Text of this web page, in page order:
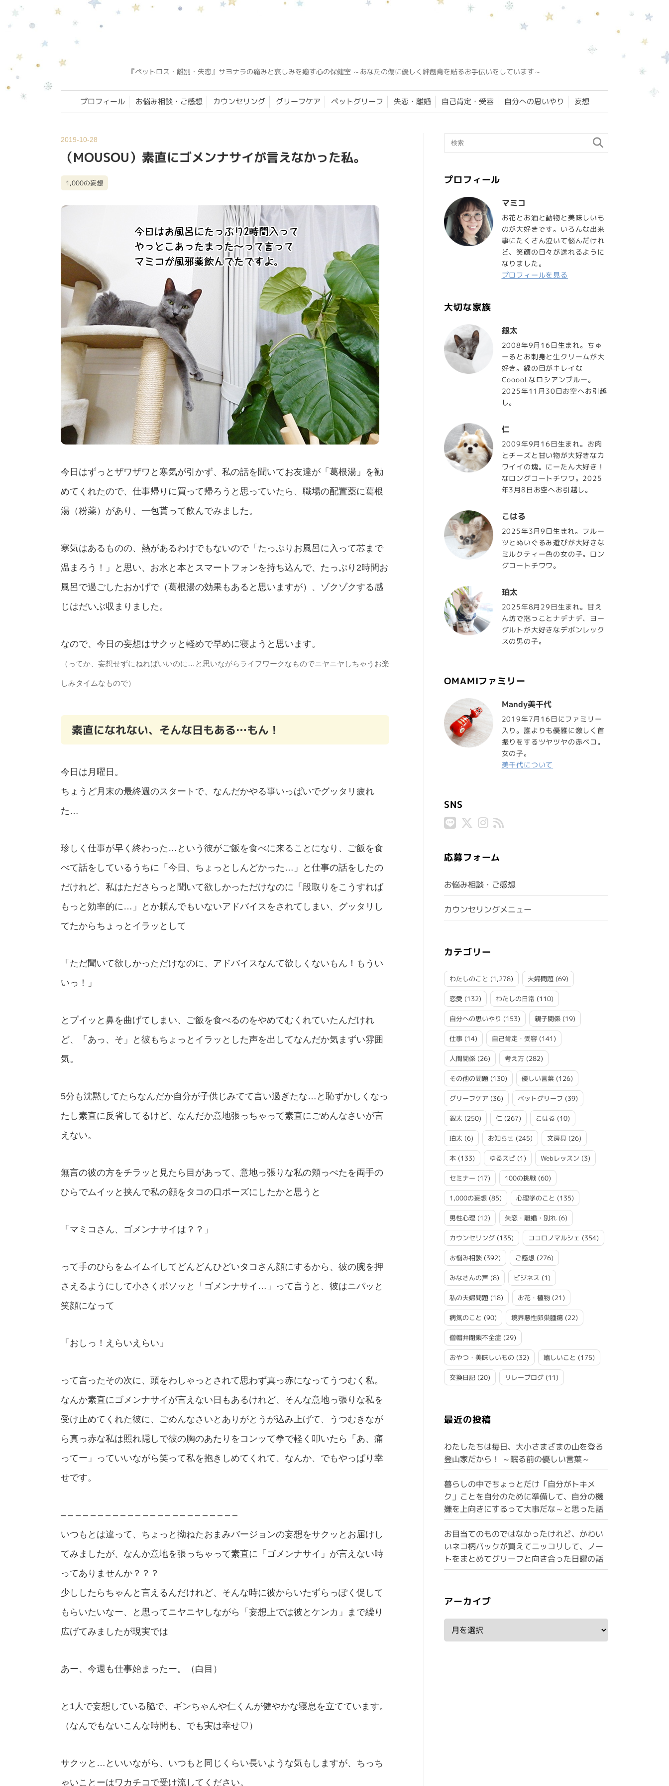
『ペットロス・離別・失恋』サヨナラの痛みと哀しみを癒す心の保健室 ～あなたの傷に優しく絆創膏を貼るお手伝いをしています～
プロフィール お悩み相談・ご感想 カウンセリング グリーフケア ペットグリーフ 失恋・離婚 自己肯定・受容 自分への思いやり 妄想
2019-10-28
（MOUSOU）素直にゴメンナサイが言えなかった私。
1,000の妄想
今日はずっとザワザワと寒気が引かず、私の話を聞いてお友達が「葛根湯」を勧
めてくれたので、仕事帰りに買って帰ろうと思っていたら、職場の配置薬に葛根
湯（粉薬）があり、一包貰って飲んでみました。
寒気はあるものの、熱があるわけでもないので「たっぷりお風呂に入って芯まで
温まろう！」と思い、お水と本とスマートフォンを持ち込んで、たっぷり2時間お
風呂で過ごしたおかげで（葛根湯の効果もあると思いますが）、ゾクゾクする感
じはだいぶ収まりました。
なので、今日の妄想はサクッと軽めで早めに寝ようと思います。
（ってか、妄想せずにねればいいのに…と思いながらライフワークなものでニヤニヤしちゃうお楽
しみタイムなもので）
素直になれない、そんな日もある…もん！
今日は月曜日。
ちょうど月末の最終週のスタートで、なんだかやる事いっぱいでグッタリ疲れ
た…
珍しく仕事が早く終わった…という彼がご飯を食べに来ることになり、ご飯を食
べて話をしているうちに「今日、ちょっとしんどかった…」と仕事の話をしたの
だけれど、私はたださらっと聞いて欲しかっただけなのに「段取りをこうすれば
もっと効率的に…」とか頼んでもいないアドバイスをされてしまい、グッタリし
てたからちょっとイラッとして
「ただ聞いて欲しかっただけなのに、アドバイスなんて欲しくないもん！もうい
いっ！」
とプイッと鼻を曲げてしまい、ご飯を食べるのをやめてむくれていたんだけれ
ど、「あっ、そ」と彼もちょっとイラッとした声を出してなんだか気まずい雰囲
気。
5分も沈黙してたらなんだか自分が子供じみてて言い過ぎたな…と恥ずかしくなっ
たし素直に反省してるけど、なんだか意地張っちゃって素直にごめんなさいが言
えない。
無言の彼の方をチラッと見たら目があって、意地っ張りな私の頬っぺたを両手の
ひらでムイッと挟んで私の顔をタコの口ポーズにしたかと思うと
「マミコさん、ゴメンナサイは？？」
って手のひらをムイムイしてどんどんひどいタコさん顔にするから、彼の腕を押
さえるようにして小さくボソッと「ゴメンナサイ…」って言うと、彼はニパッと
笑顔になって
「おしっ！えらいえらい」
って言ったその次に、頭をわしゃっとされて思わず真っ赤になってうつむく私。
なんか素直にゴメンナサイが言えない日もあるけれど、そんな意地っ張りな私を
受け止めてくれた彼に、ごめんなさいとありがとうが込み上げて、うつむきなが
ら真っ赤な私は照れ隠しで彼の胸のあたりをコンッて拳で軽く叩いたら「あ、痛
ってー」っていいながら笑って私を抱きしめてくれて、なんか、でもやっぱり幸
せです。
– – – – – – – – – – – – – – – – – – – – – – – –
いつもとは違って、ちょっと拗ねたおまみバージョンの妄想をサクッとお届けし
てみましたが、なんか意地を張っちゃって素直に「ゴメンナサイ」が言えない時
ってありませんか？？？
少ししたらちゃんと言えるんだけれど、そんな時に彼からいたずらっぽく促して
もらいたいなー、と思ってニヤニヤしながら「妄想上では彼とケンカ」まで繰り
広げてみましたが現実では
あー、今週も仕事始まったー。（白目）
と1人で妄想している脇で、ギンちゃんや仁くんが健やかな寝息を立てています。
（なんでもないこんな時間も、でも実は幸せ♡）
サクッと…といいながら、いつもと同じくらい長いような気もしますが、ちっち
ゃいことーはワカチコで受け流してください。
プロフィール
マミコ
お花とお酒と動物と美味しいも
のが大好きです。いろんな出来
事にたくさん泣いて悩んだけれ
ど、笑顔の日々が送れるように
なりました。
プロフィールを見る
大切な家族
銀太
2008年9月16日生まれ。ちゅ
ーるとお刺身と生クリームが大
好き。緑の目がキレイな
CooooLなロシアンブルー。
2025年11月30日お空へお引越
し。
仁
2009年9月16日生まれ。お肉
とチーズと甘い物が大好きなカ
ワイイの塊。にーたん大好き！
なロングコートチワワ。2025
年3月8日お空へお引越し。
こはる
2025年3月9日生まれ。フルー
ツとぬいぐるみ遊びが大好きな
ミルクティー色の女の子。ロン
グコートチワワ。
珀太
2025年8月29日生まれ。甘え
ん坊で抱っことナデナデ、ヨー
グルトが大好きなデボンレック
スの男の子。
OMAMIファミリー
Mandy美千代
2019年7月16日にファミリー
入り。誰よりも優雅に激しく首
振りをするツヤツヤの赤ベコ。
女の子。
美千代について
SNS
応募フォーム
お悩み相談・ご感想
カウンセリングメニュー
カテゴリー
わたしのこと (1,278) 夫婦問題 (69)
恋愛 (132) わたしの日常 (110)
自分への思いやり (153) 親子関係 (19)
仕事 (14) 自己肯定・受容 (141)
人間関係 (26) 考え方 (282)
その他の問題 (130) 優しい言葉 (126)
グリーフケア (36) ペットグリーフ (39)
銀太 (250) 仁 (267) こはる (10)
珀太 (6) お知らせ (245) 文房具 (26)
本 (133) ゆるスピ (1) Webレッスン (3)
セミナー (17) 100の挑戦 (60)
1,000の妄想 (85) 心理学のこと (135)
男性心理 (12) 失恋・離婚・別れ (6)
カウンセリング (135) ココロノマルシェ (354)
お悩み相談 (392) ご感想 (276)
みなさんの声 (8) ビジネス (1)
私の夫婦問題 (18) お花・植物 (21)
病気のこと (90) 境界悪性卵巣腫瘍 (22)
僧帽弁閉鎖不全症 (29)
おやつ・美味しいもの (32) 嬉しいこと (175)
交換日記 (20) リレーブログ (11)
最近の投稿
わたしたちは毎日、大小さまざまの山を登る
登山家だから！ ～眠る前の優しい言葉～
暮らしの中でちょっとだけ「自分がトキメ
ク」ことを自分のために準備して、自分の機
嫌を上向きにするって大事だな～と思った話
お目当てのものではなかったけれど、かわい
いネコ柄バックが買えてニッコリして、ノー
トをまとめてグリーフと向き合った日曜の話
アーカイブ